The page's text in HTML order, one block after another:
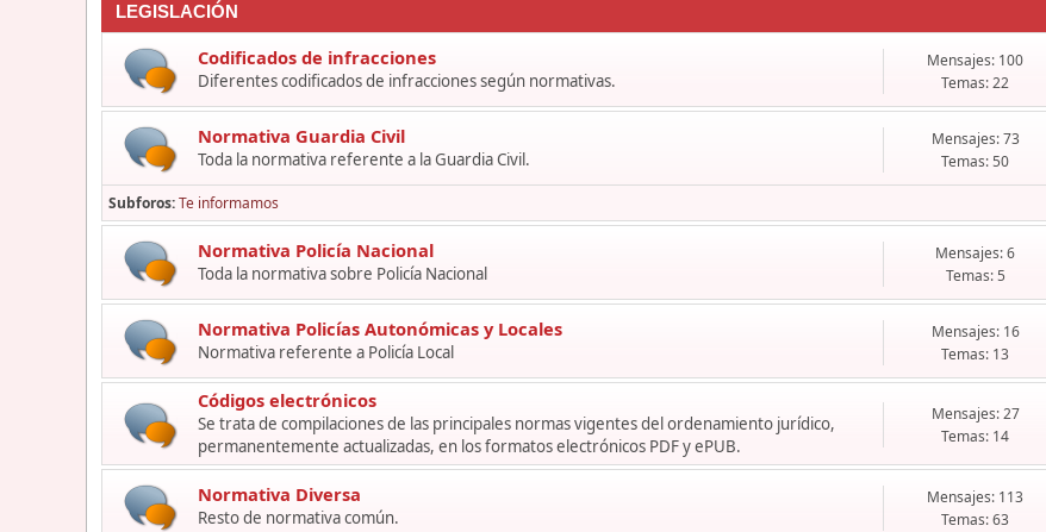
LEGISLACIÓN
Codificados de infracciones
Diferentes codificados de infracciones según normativas.
Mensajes: 100
Temas: 22
Normativa Guardia Civil
Toda la normativa referente a la Guardia Civil.
Mensajes: 73
Temas: 50
Subforos Te informamos
Normativa Policía Nacional
Toda la normativa sobre Policía Nacional
Mensajes: 6
Temas: 5
Normativa Policías Autonómicas y Locales
Normativa referente a Policía Local
Mensajes: 16
Temas: 13
Códigos electrónicos
Se trata de compilaciones de las principales normas vigentes del ordenamiento jurídico,
permanentemente actualizadas, en los formatos electrónicos PDF y ePUB.
Mensajes: 27
Temas: 14
Normativa Diversa
Resto de normativa común.
Mensajes: 113
Temas: 63